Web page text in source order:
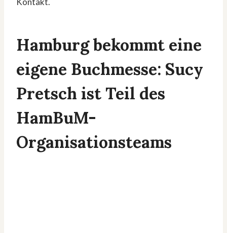
Hamburg bekommt eine
eigene Buchmesse: Sucy
Pretsch ist Teil des
HamBuM-
Organisationsteams